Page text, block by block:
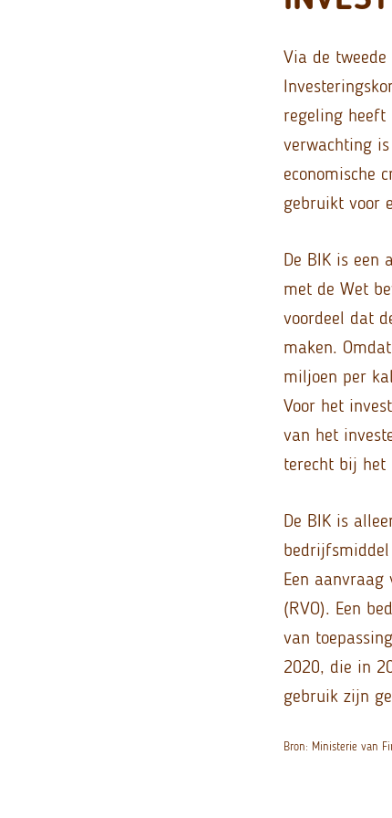
Via de
regeling heeft
verwachting
economische
gebruikt voor
De BIK is een
met de Wet
voordeel dat
maken.
miljoen per
Voor het
van het
terecht bij het
De BIK is
Een
(RVO). Een
van
2020, die in
gebruik zijn
Bron: Ministerie van